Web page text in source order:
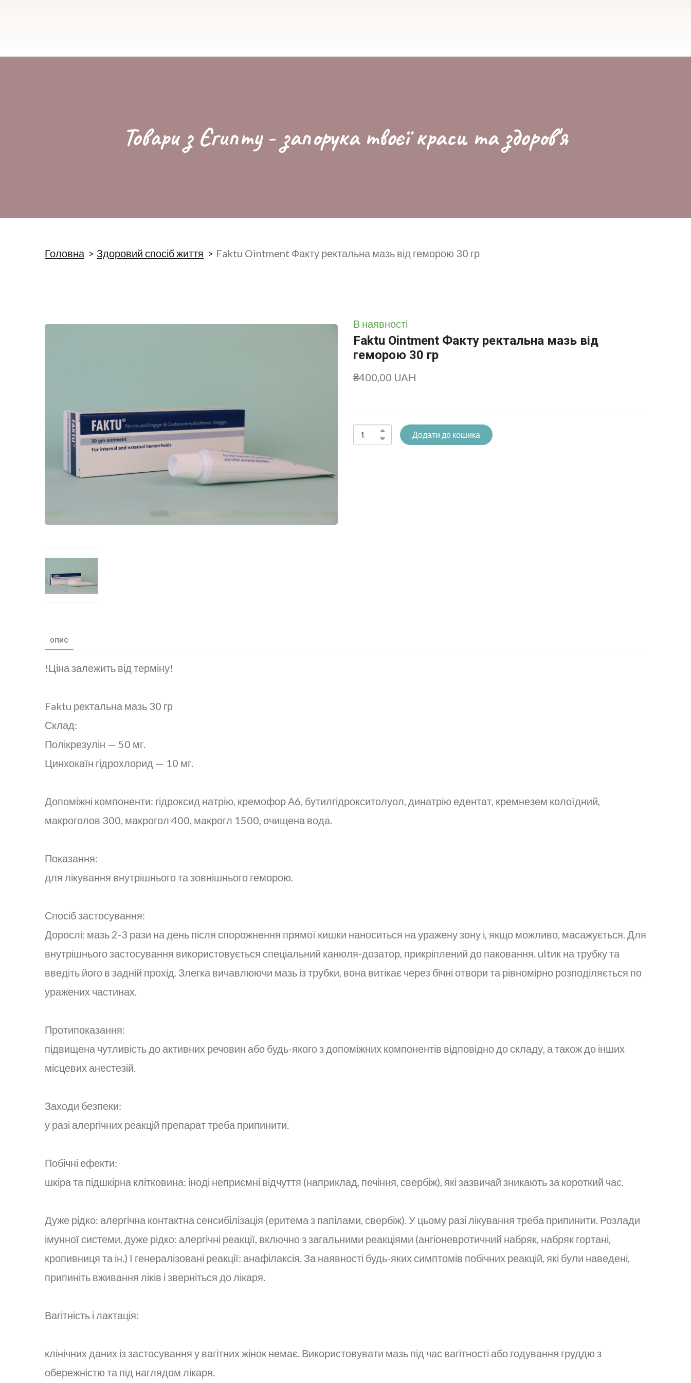
Товари з Єгипту - запорука твоєї краси та здоров'я
Головна Здоровий спосіб життя Faktu Ointment Факту ректальна мазь від геморою 30 гр
В наявності
Faktu Ointment Факту ректальна мазь від
геморою 30 гр
₴400,00 UAH
Додати до кошика
ОПИС
!Ціна залежить від терміну!
Faktu ректальна мазь 30 гр
Склад:
Полікрезулін — 50 мг.
Цинхокаїн гідрохлорид — 10 мг.
Допоміжні компоненти: гідроксид натрію, кремофор А6, бутилгідрокситолуол, динатрію едентат, кремнезем колоїдний,
макроголов 300, макрогол 400, макрогл 1500, очищена вода.
Показання:
для лікування внутрішнього та зовнішнього геморою.
Спосіб застосування:
Дорослі: мазь 2-3 рази на день після спорожнення прямої кишки наноситься на уражену зону і, якщо можливо, масажується. Для
внутрішнього застосування використовується спеціальний канюля-дозатор, прикріплений до паковання. ultик на трубку та
введіть його в задній прохід. Злегка вичавлюючи мазь із трубки, вона витікає через бічні отвори та рівномірно розподіляється по
уражених частинах.
Протипоказання:
підвищена чутливість до активних речовин або будь-якого з допоміжних компонентів відповідно до складу, а також до інших
місцевих анестезій.
Заходи безпеки:
у разі алергічних реакцій препарат треба припинити.
Побічні ефекти:
шкіра та підшкірна клітковина: іноді неприємні відчуття (наприклад, печіння, свербіж), які зазвичай зникають за короткий час.
Дуже рідко: алергічна контактна сенсибілізація (еритема з папілами, свербіж). У цьому разі лікування треба припинити. Розлади
імунної системи, дуже рідко: алергічні реакції, включно з загальними реакціями (ангіоневротичний набряк, набряк гортані,
кропивниця та ін.) І генералізовані реакції: анафілаксія. За наявності будь-яких симптомів побічних реакцій, які були наведені,
припиніть вживання ліків і зверніться до лікаря.
Вагітність і лактація:
клінічних даних із застосування у вагітних жінок немає. Використовувати мазь під час вагітності або годування груддю з
обережністю та під наглядом лікаря.